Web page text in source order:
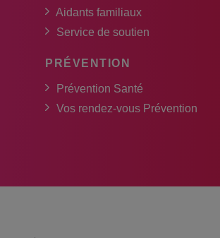
Aidants familiaux
Service de soutien
PRÉVENTION
Prévention Santé
Vos rendez-vous Prévention